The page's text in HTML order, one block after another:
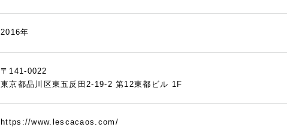
2016年
〒141-0022
東京都品川区東五反田2-19-2 第12東都ビル 1F
https://www.lescacaos.com/